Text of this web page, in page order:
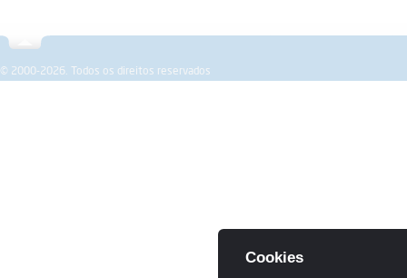
Sobre a SPEMD Revista Formação Investigação
© 2000-2026. Todos os direitos reservados
Cookies